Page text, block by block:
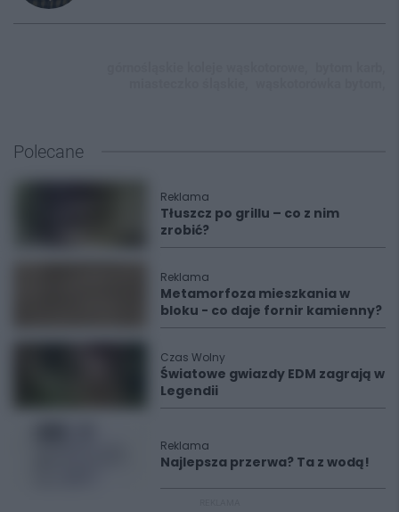
Polecane
Reklama
Tłuszcz po grillu – co z nim
zrobić?
Reklama
Metamorfoza mieszkania w
bloku - co daje fornir kamienny?
Czas Wolny
Światowe gwiazdy EDM zagrają w
Legendii
Reklama
Najlepsza przerwa? Ta z wodą!